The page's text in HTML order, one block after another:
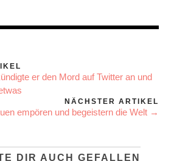
er den Mord auf Twitter an und
NÄCHSTER ARTIKEL
empören und begeistern die Welt →
DIR AUCH GEFALLEN